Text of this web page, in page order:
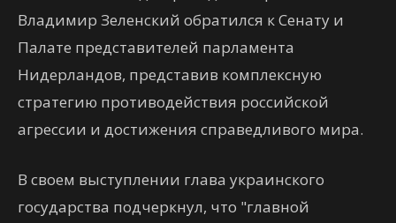
Владимир Зеленский обратился к Сенату и
Палате представителей парламента
Нидерландов, представив комплексную
стратегию противодействия российской
агрессии и достижения справедливого мира.
В своем выступлении глава украинского
государства подчеркнул, что "главной